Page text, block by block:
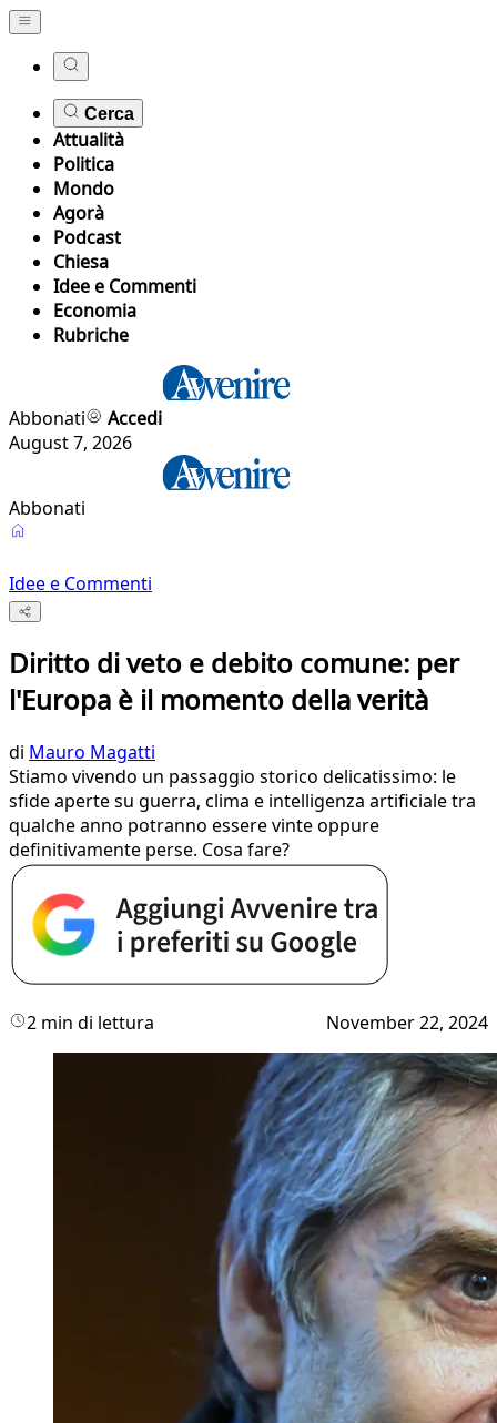
Cerca
Attualità
Politica
Mondo
Agorà
Podcast
Chiesa
Idee e Commenti
Economia
Rubriche
Abbonati
Accedi
August 7, 2026
Abbonati
Idee e Commenti
Diritto di veto e debito comune: per
l'Europa è il momento della verità
di Mauro Magatti
Stiamo vivendo un passaggio storico delicatissimo: le
sfide aperte su guerra, clima e intelligenza artificiale tra
qualche anno potranno essere vinte oppure
definitivamente perse. Cosa fare?
2 min di lettura November 22, 2024